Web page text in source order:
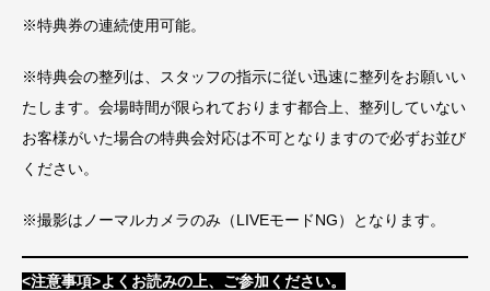
※特典券の連続使用可能。
※特典会の整列は、スタッフの指示に従い迅速に整列をお願いい
たします。会場時間が限られております都合上、整列していない
お客様がいた場合の特典会対応は不可となりますので必ずお並び
ください。
※撮影はノーマルカメラのみ（LIVEモードNG）となります。
<注意事項>よくお読みの上、ご参加ください。